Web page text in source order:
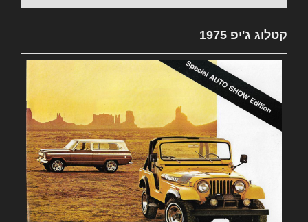
קטלוג ג'יפ 1975